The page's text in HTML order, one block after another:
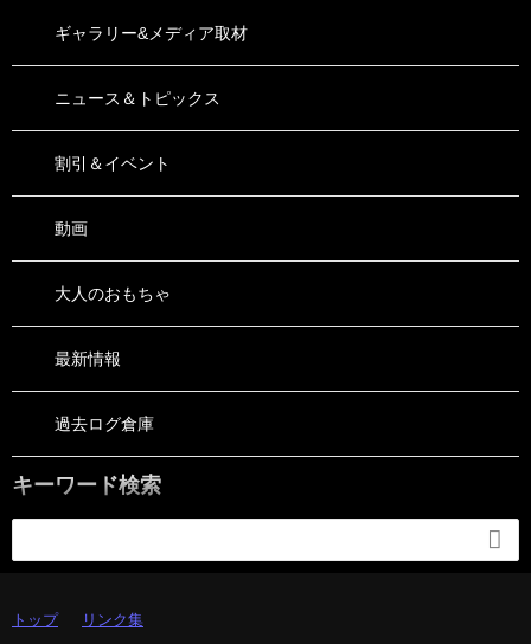
ギャラリー&メディア取材
ニュース＆トピックス
割引＆イベント
動画
大人のおもちゃ
最新情報
過去ログ倉庫
キーワード検索

トップ リンク集